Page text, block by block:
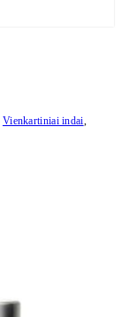
Vienkartiniai indai,